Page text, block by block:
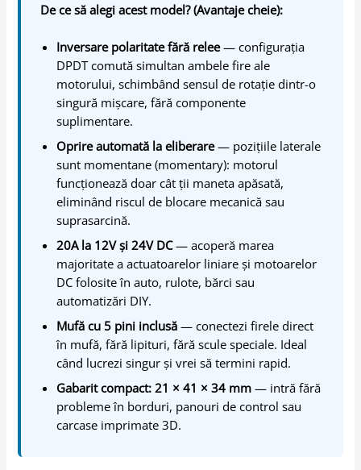
De ce să alegi acest model? (Avantaje cheie):
Inversare polaritate fără relee— configurația
DPDT comută simultan ambele fire ale
motorului, schimbând sensul de rotație dintr-o
singură mișcare, fără componente
suplimentare.
Oprire automată la eliberare— pozițiile laterale
sunt momentane (momentary): motorul
funcționează doar cât ții maneta apăsată,
eliminând riscul de blocare mecanică sau
suprasarcină.
20A la 12V și 24V DC— acoperă marea
majoritate a actuatoarelor liniare și motoarelor
DC folosite în auto, rulote, bărci sau
automatizări DIY.
Mufă cu 5 pini inclusă — conectezi firele direct
în mufă, fără lipituri, fără scule speciale. Ideal
când lucrezi singur și vrei să termini rapid.
Gabarit compact: 21 × 41 × 34 mm — intră fără
probleme în borduri, panouri de control sau
carcase imprimate 3D.